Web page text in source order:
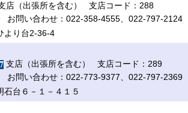
店（出張所を含む） 支店コード：288
お問い合わせ：022-358-4555、022-797-2124
より台2-36-4
支店（出張所を含む） 支店コード：289
お問い合わせ：022-773-9377、022-797-2369
石台６－１－４１５